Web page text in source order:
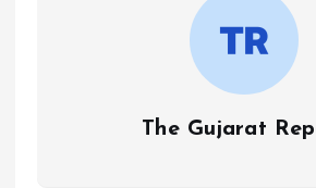
The Gujarat